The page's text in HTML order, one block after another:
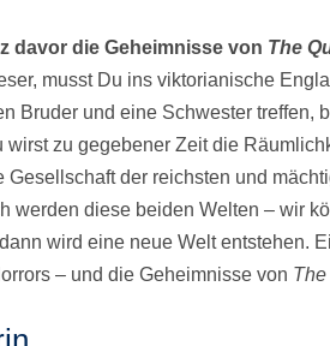
davor die Geheimnisse von The
musst Du ins viktorianische
Bruder und eine Schwester
wirst zu gegebener Zeit die
Gesellschaft der reichsten und
werden diese beiden Welten – wir
wird eine neue Welt entstehen.
– und die Geheimnisse von